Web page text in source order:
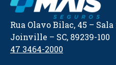
Rua Olavo Bilac, 45 –
Joinville – SC, 89239-100
47 3464-2000